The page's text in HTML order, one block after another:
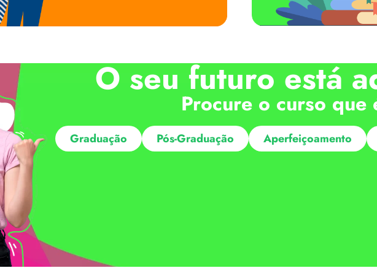
O seu futuro está
Procure o curso que
Graduação Pós-Graduação Aperfeiçoamento